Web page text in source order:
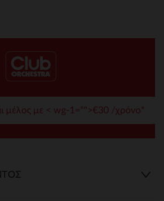
μέλος με < wg-1="">€30 /χρόνο*